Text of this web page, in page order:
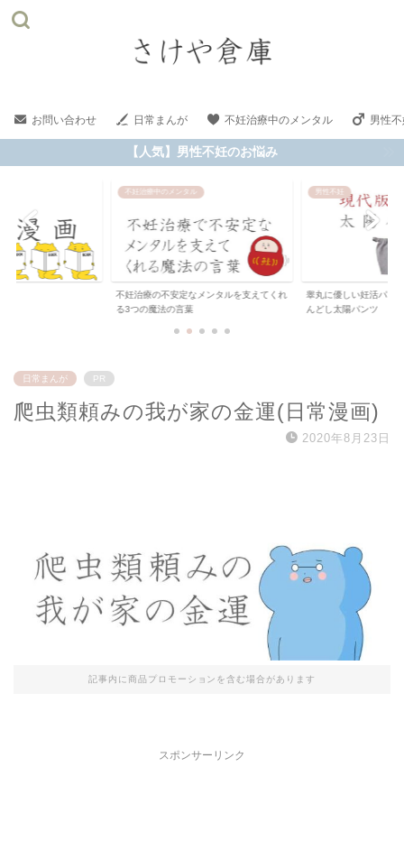
お問い合わせ 日常まんが 不妊治療中のメンタル 男性
【人気】男性不妊のお悩み
不妊治療中のメンタル
不妊治療の不安定なメンタルを支えてくれ
る3つの魔法の言葉
男性不妊
睾丸に優しい妊活パン
んどし太陽パンツ
日常まんが PR
爬虫類頼みの我が家の金運(日常漫画)
2020年8月23日
記事内に商品プロモーションを含む場合があります
スポンサーリンク